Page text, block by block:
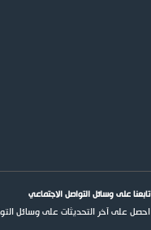
تابعنا على وسائل التواصل الاجتماعي
احصل على آخر التحديثات على وسائل